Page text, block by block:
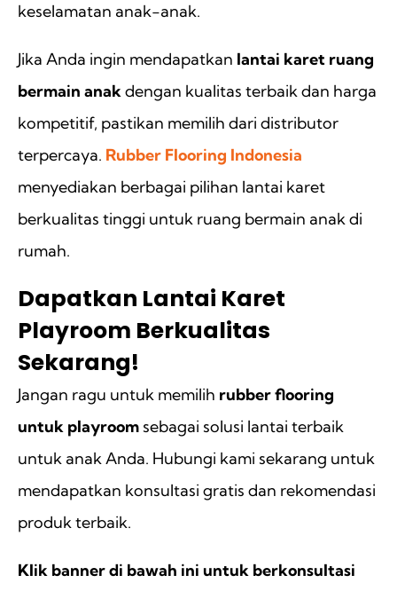
keselamatan anak-anak.
Jika Anda ingin mendapatkan lantai karet ruang
bermain anakdengan kualitas terbaik dan harga
kompetitif, pastikan memilih dari distributor
terpercaya. Rubber Flooring Indonesia
menyediakan berbagai pilihan lantai karet
berkualitas tinggi untuk ruang bermain anak di
rumah.
Dapatkan Lantai Karet
Playroom Berkualitas
Sekarang!
Jangan ragu untuk memilih rubber flooring
untuk playroom sebagai solusi lantai terbaik
untuk anak Anda. Hubungi kami sekarang untuk
mendapatkan konsultasi gratis dan rekomendasi
produk terbaik.
Klik banner di bawah ini untuk berkonsultasi